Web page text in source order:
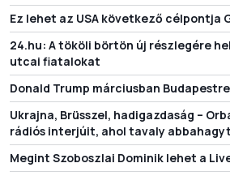
Ez lehet az USA következő célpontja
24.hu: A tököli börtön új részlegére
utcai fiatalokat
Donald Trump márciusban
Ukrajna, Brüsszel, hadigazdaság –
rádiós interjúit, ahol tavaly
Megint Szoboszlai Dominik lehet a